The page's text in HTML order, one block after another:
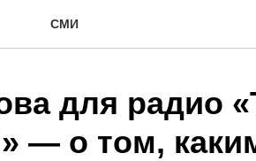
СМИ
для радио
— о том,